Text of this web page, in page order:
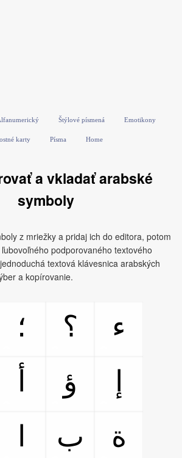
Štýlové písmená Emotikony
karty Písma Home
a vkladať arabské
symboly
z mriežky a pridaj ich do editora, potom
podporovaného textového
textová klávesnica arabských
a kopírovanie.
؛ ؟
ء
ؤ
ب
ة